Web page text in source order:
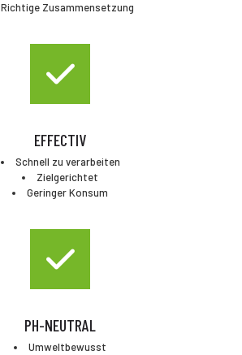
Richtige Zusammensetzung
EFFECTIV
Schnell zu verarbeiten
Zielgerichtet
Geringer Konsum
PH-NEUTRAL
Umweltbewusst